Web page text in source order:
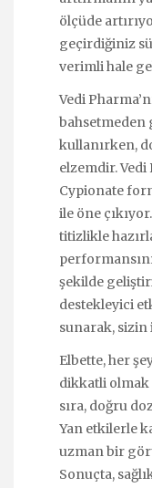
ölçüde
geçirdiğiniz
verimli hale
Vedi
bahsetmeden
kullanırken,
elzemdir. Vedi
Cypionate
ile öne
titizlikle
şekilde
destekleyici
sunarak,
Elbette, her
dikkatli olmak
sıra, doğru
Yan etkilerle
uzman bir
Sonuçta,